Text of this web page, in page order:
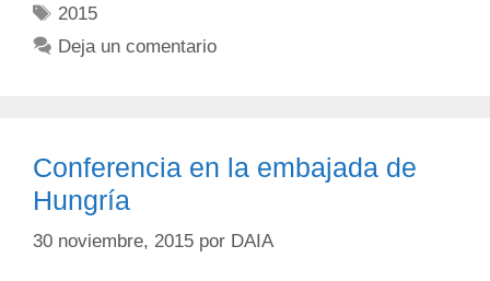
2015
Deja un comentario
Conferencia en la embajada de
Hungría
30 noviembre, 2015 por DAIA